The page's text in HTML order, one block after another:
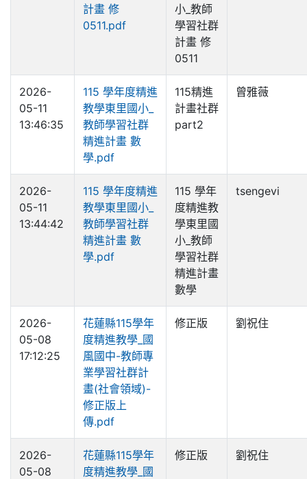
計畫 修
0511.pdf
小_教師
學習社群
計畫 修
0511
2026-
05-11
13:46:35
115 學年度精進
教學東里國小_
教師學習社群
精進計畫 數
學.pdf
115精進
計畫社群
part2
曾雅薇
2026-
05-11
13:44:42
115 學年度精進
教學東里國小_
教師學習社群
精進計畫 數
學.pdf
115 學年
度精進教
學東里國
小_教師
學習社群
精進計畫
數學
tsengevi
2026-
05-08
17:12:25
花蓮縣115學年
度精進教學_國
風國中-教師專
業學習社群計
畫(社會領域)-
修正版上
傳.pdf
修正版 劉祝住
2026-
05-08
花蓮縣115學年
度精進教學_國
修正版 劉祝住